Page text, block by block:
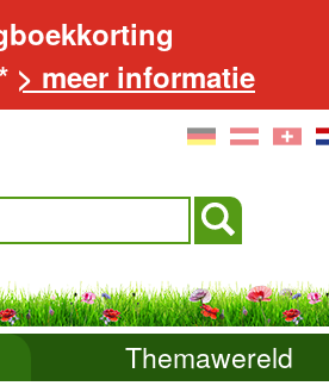
> meer informatie
Themawereld